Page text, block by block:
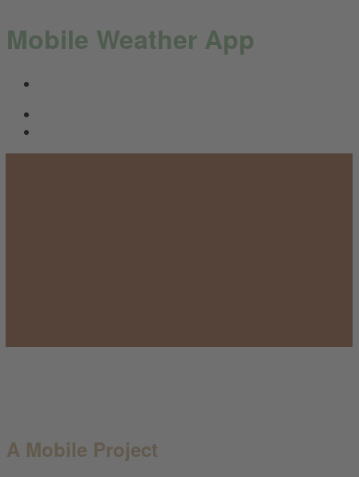
Mobile Weather App
A Mobile Project